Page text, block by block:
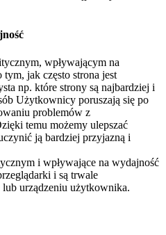
wpływającym na
jak często strona jest
np. które strony są najbardziej i
Użytkownicy poruszają się po
problemów z
temu możemy ulepszać
ją bardziej przyjazną i
i wpływające na wydajność
i są trwale
urządzeniu użytkownika.